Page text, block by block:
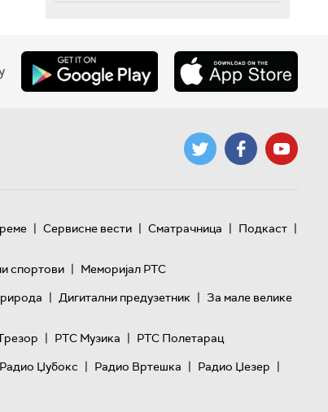
| Сервисне вести | Сматрачница | Подкаст |
спортови | Меморијал РТС
| Дигитални предузетник | За мале велике
| РТС Музика | РТС Полетарац
Радио Џубокс | Радио Вртешка | Радио Џезер |